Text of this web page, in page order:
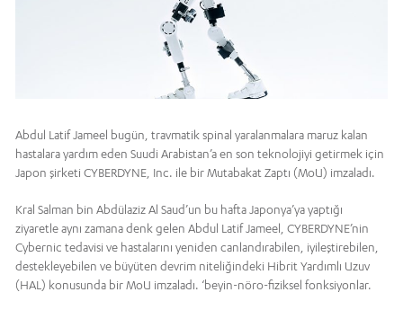
Abdul Latif Jameel bugün, travmatik spinal yaralanmalara maruz kalan
hastalara yardım eden Suudi Arabistan’a en son teknolojiyi getirmek için
Japon şirketi CYBERDYNE, Inc. ile bir Mutabakat Zaptı (MoU) imzaladı.
Kral Salman bin Abdülaziz Al Saud’un bu hafta Japonya’ya yaptığı
ziyaretle aynı zamana denk gelen Abdul Latif Jameel, CYBERDYNE’nin
Cybernic tedavisi ve hastalarını yeniden canlandırabilen, iyileştirebilen,
destekleyebilen ve büyüten devrim niteliğindeki Hibrit Yardımlı Uzuv
(HAL) konusunda bir MoU imzaladı. ‘beyin-nöro-fiziksel fonksiyonlar.